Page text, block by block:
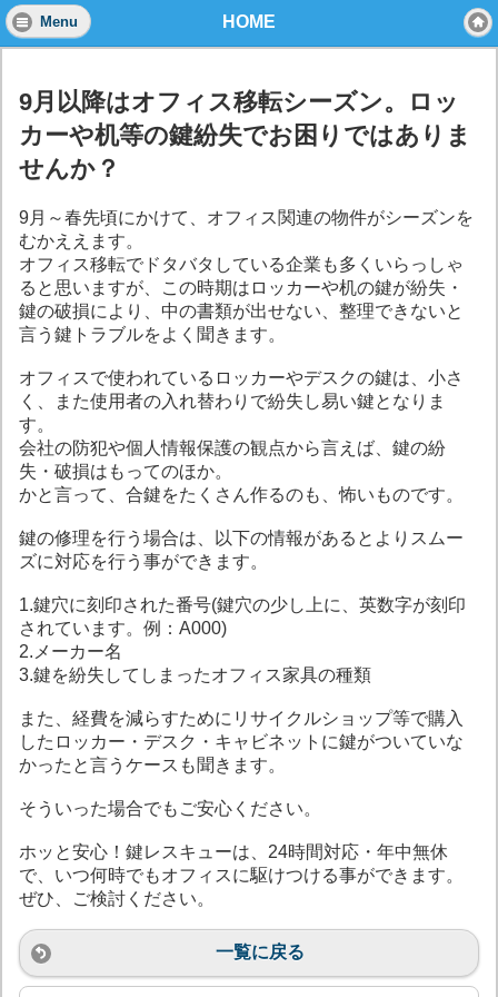
Menu HOME
9月以降はオフィス移転シーズン。ロッ
カーや机等の鍵紛失でお困りではありま
せんか？
9月～春先頃にかけて、オフィス関連の物件がシーズンを
むかええます。
オフィス移転でドタバタしている企業も多くいらっしゃ
ると思いますが、この時期はロッカーや机の鍵が紛失・
鍵の破損により、中の書類が出せない、整理できないと
言う鍵トラブルをよく聞きます。
オフィスで使われているロッカーやデスクの鍵は、小さ
く、また使用者の入れ替わりで紛失し易い鍵となりま
す。
会社の防犯や個人情報保護の観点から言えば、鍵の紛
失・破損はもってのほか。
かと言って、合鍵をたくさん作るのも、怖いものです。
鍵の修理を行う場合は、以下の情報があるとよりスムー
ズに対応を行う事ができます。
1.鍵穴に刻印された番号(鍵穴の少し上に、英数字が刻印
されています。例：A000)
2.メーカー名
3.鍵を紛失してしまったオフィス家具の種類
また、経費を減らすためにリサイクルショップ等で購入
したロッカー・デスク・キャビネットに鍵がついていな
かったと言うケースも聞きます。
そういった場合でもご安心ください。
ホッと安心！鍵レスキューは、24時間対応・年中無休
で、いつ何時でもオフィスに駆けつける事ができます。
ぜひ、ご検討ください。
一覧に戻る